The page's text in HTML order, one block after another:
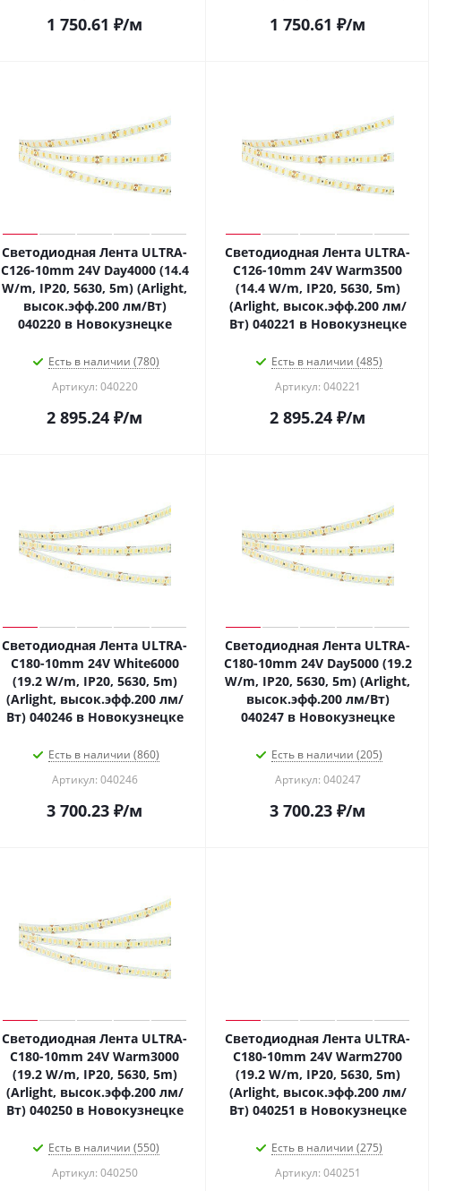
1 750.61 ₽/м 1 750.61 ₽/м
Светодиодная Лента ULTRA-
C126-10mm 24V Day4000 (14.4
W/m, IP20, 5630, 5m) (Arlight,
высок.эфф.200 лм/Вт)
040220 в Новокузнецке
Есть в наличии (780)
Артикул: 040220
2 895.24 ₽/м
Светодиодная Лента ULTRA-
C126-10mm 24V Warm3500
(14.4 W/m, IP20, 5630, 5m)
(Arlight, высок.эфф.200 лм/
Вт) 040221 в Новокузнецке
Есть в наличии (485)
Артикул: 040221
2 895.24 ₽/м
Светодиодная Лента ULTRA-
C180-10mm 24V White6000
(19.2 W/m, IP20, 5630, 5m)
(Arlight, высок.эфф.200 лм/
Вт) 040246 в Новокузнецке
Есть в наличии (860)
Артикул: 040246
3 700.23 ₽/м
Светодиодная Лента ULTRA-
C180-10mm 24V Day5000 (19.2
W/m, IP20, 5630, 5m) (Arlight,
высок.эфф.200 лм/Вт)
040247 в Новокузнецке
Есть в наличии (205)
Артикул: 040247
3 700.23 ₽/м
Светодиодная Лента ULTRA-
C180-10mm 24V Warm3000
(19.2 W/m, IP20, 5630, 5m)
(Arlight, высок.эфф.200 лм/
Вт) 040250 в Новокузнецке
Есть в наличии (550)
Артикул: 040250
Светодиодная Лента ULTRA-
C180-10mm 24V Warm2700
(19.2 W/m, IP20, 5630, 5m)
(Arlight, высок.эфф.200 лм/
Вт) 040251 в Новокузнецке
Есть в наличии (275)
Артикул: 040251